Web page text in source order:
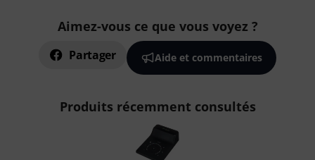
Aimez-vous ce que vous voyez ?
Partager Aide et commentaires
Produits récemment consultés